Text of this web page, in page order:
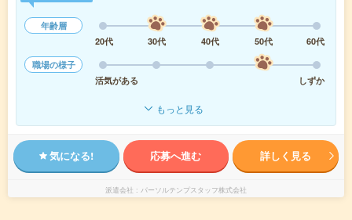
年齢層
20代
30代 40代 50代
60代
職場の様子
活気がある
しずか
もっと見る
気になる! 応募へ進む 詳しく見る
派遣会社 パーソルテンプスタッフ株式会社